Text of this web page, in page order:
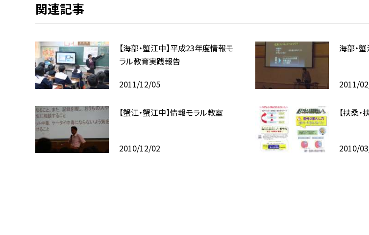
関連記事
【海部・蟹江中】平成23年度情報モ
ラル教育実践報告
2011/12/05
海部・
2011/
【蟹江・蟹江中】情報モラル教室
2010/12/02
【扶桑
2010/